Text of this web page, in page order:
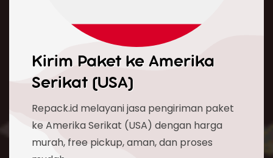
Kirim Paket ke Amerika
Serikat (USA)
Repack.id melayani jasa pengiriman paket
ke Amerika Serikat (USA) dengan harga
murah, free pickup, aman, dan proses